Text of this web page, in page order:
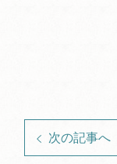
次の記事へ